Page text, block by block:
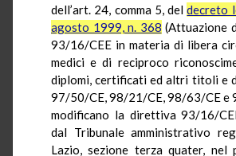
dell’art. 24, comma 5, deldecreto
agosto 1999, n. 368 (Attuazione
93/16/CEE in materia di libera
medici e di reciproco
diplomi, certificati ed altri titoli e
97/50/CE, 98/21/CE, 98/63/CE e
modificano la direttiva 93/16/
dal Tribunale amministrativo
Lazio, sezione terza quater, nel